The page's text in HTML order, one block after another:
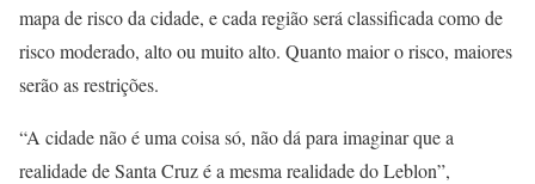
mapa de risco da cidade, e cada região será classificada como de
risco moderado, alto ou muito alto. Quanto maior o risco, maiores
serão as restrições.
“A cidade não é uma coisa só, não dá para imaginar que a
realidade de Santa Cruz é a mesma realidade do Leblon”,